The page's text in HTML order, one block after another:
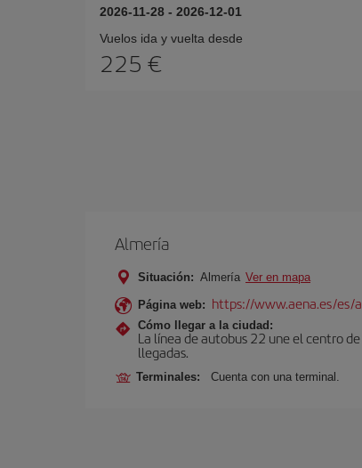
2026-11-28 - 2026-12-01
Vuelos ida y vuelta desde
225 €
Almería
Situación: Almería Ver en mapa
Página web: https://www.aena.es/es/
Cómo llegar a la ciudad:
La línea de autobus 22 une el centro
llegadas.
Terminales: Cuenta con una terminal.